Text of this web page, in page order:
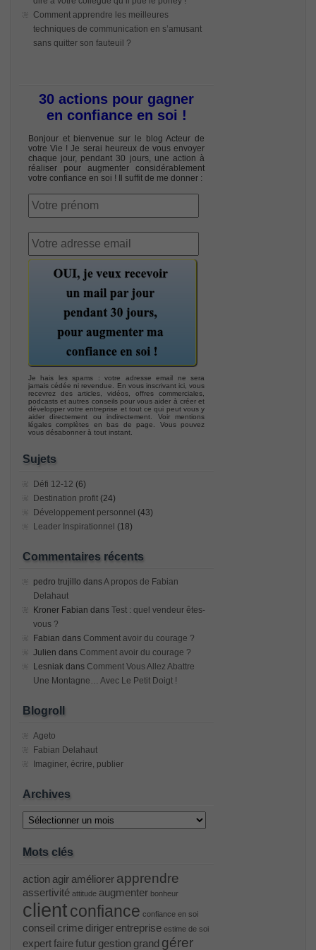
Comment apprendre les meilleures
techniques de communication en s’amusant
sans quitter son fauteuil ?
30 actions pour gagner
en confiance en soi !
Bonjour et bienvenue sur le blog Acteur de
votre Vie ! Je serai heureux de vous envoyer
chaque jour, pendant 30 jours, une action à
réaliser pour augmenter considérablement
votre confiance en soi ! Il suffit de me donner :
Je hais les spams : votre adresse email ne sera
jamais cédée ni revendue. En vous inscrivant ici, vous
recevrez des articles, vidéos, offres commerciales,
podcasts et autres conseils pour vous aider à créer et
développer votre entreprise et tout ce qui peut vous y
aider directement ou indirectement. Voir mentions
légales complètes en bas de page. Vous pouvez
vous désabonner à tout instant.
Sujets
Défi 12-12 (6)
Destination profit (24)
Développement personnel (43)
Leader Inspirationnel (18)
Commentaires récents
pedro trujillo dansA propos de Fabian
Delahaut
Kroner Fabian dans Test : quel vendeur êtes-
vous ?
Fabian dans Comment avoir du courage ?
Julien dans Comment avoir du courage ?
Lesniak dans Comment Vous Allez Abattre
Une Montagne… Avec Le Petit Doigt !
Blogroll
Ageto
Fabian Delahaut
Imaginer, écrire, publier
Archives
Archives
Mots clés
action agir améliorer apprendre
assertivité attitude augmenter bonheur
client confiance confiance en soi
conseil crime diriger entreprise estime de soi
expertfairefutur gestion grand gérer